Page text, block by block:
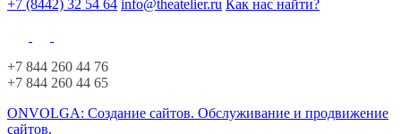
+7 (8442) 32 54 64 info@theatelier.ru Как нас найти?
+7 844 260 44 76
+7 844 260 44 65
ONVOLGA: Создание сайтов. Обслуживание и продвижение
сайтов.